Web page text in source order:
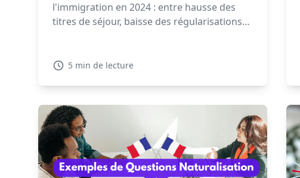
l'immigration en 2024 : entre hausse des
titres de séjour, baisse des régularisations
5 min de lecture